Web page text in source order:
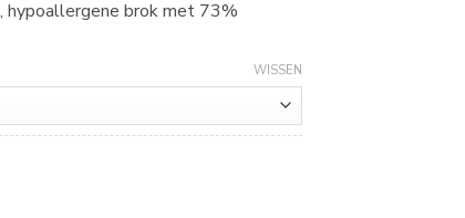
hypoallergene brok met 73%
WISSEN